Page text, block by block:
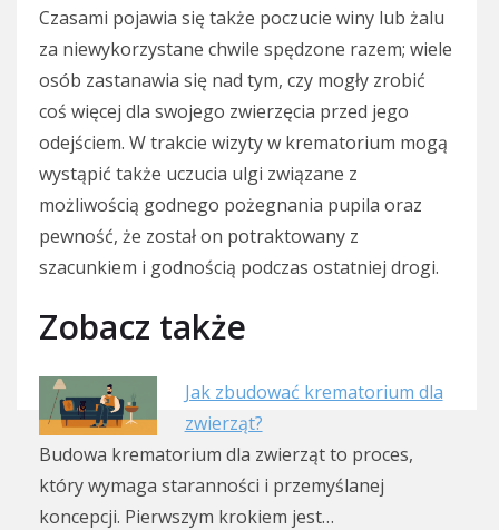
Czasami pojawia się także poczucie winy lub żalu
za niewykorzystane chwile spędzone razem; wiele
osób zastanawia się nad tym, czy mogły zrobić
coś więcej dla swojego zwierzęcia przed jego
odejściem. W trakcie wizyty w krematorium mogą
wystąpić także uczucia ulgi związane z
możliwością godnego pożegnania pupila oraz
pewność, że został on potraktowany z
szacunkiem i godnością podczas ostatniej drogi.
Zobacz także
Jak zbudować krematorium dla
zwierząt?
Budowa krematorium dla zwierząt to proces,
który wymaga staranności i przemyślanej
koncepcji. Pierwszym krokiem jest…